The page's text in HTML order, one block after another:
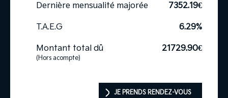
Dernière mensualité majorée 7352.19€
T.A.E.G 6.29%
Montant total dû
(Hors acompte)
21729.90€
JE PRENDS RENDEZ-VOUS